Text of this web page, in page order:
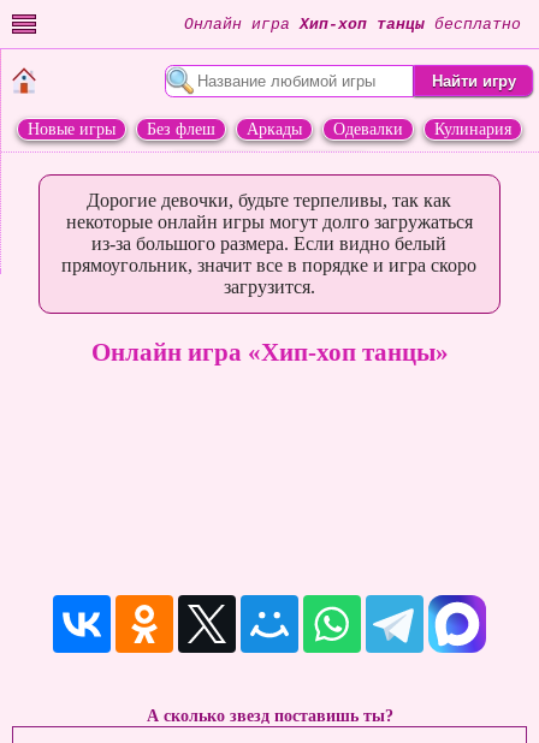
Онлайн играХип-хоп танцы бесплатно
Новые игры Без флеш Аркады Одевалки
Кулинария
Дорогие девочки, будьте терпеливы, так как
некоторые онлайн игры могут долго загружаться
из-за большого размера. Если видно белый
прямоугольник, значит все в порядке и игра скоро
загрузится.
Онлайн игра «Хип-хоп танцы»
А сколько звезд поставишь ты?